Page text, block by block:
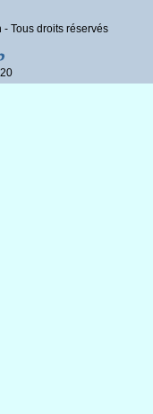
Tous droits réservés